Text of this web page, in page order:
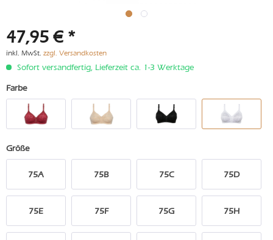
47,95 € *
inkl. MwSt. zzgl. Versandkosten
Sofort versandfertig, Lieferzeit ca. 1-3 Werktage
Farbe
Größe
75A 75B 75C 75D
75E 75F 75G 75H